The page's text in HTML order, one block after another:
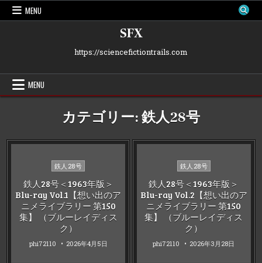
Skip
MENU
SFX
https://sciencefictiontrails.com
MENU
カテゴリー:鉄人28号
Posted
鉄人28号
鉄人28号＜1963年版＞
Blu-ray Vol.1【想い出のア
ニメライブラリー 第150
集】 （ブルーレイディス
ク）
phi72110 2026年4月5日
Posted
鉄人28号
鉄人28号＜1963年版＞
Blu-ray Vol.2【想い出のア
ニメライブラリー 第150
集】 （ブルーレイディス
ク）
phi72110 2026年3月28日